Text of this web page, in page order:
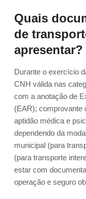
Quais
de
apresentar?
Durante o exercício
CNH válida nas
com a anotação de
(EAR); comprovante
aptidão médica e
dependendo da
municipal (para
(para transporte
estar com
operação e seguro